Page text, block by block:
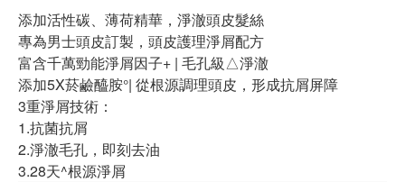
添加活性碳、薄荷精華，淨澈頭皮髮絲
專為男士頭皮訂製，頭皮護理淨屑配方
富含千萬勁能淨屑因子+ | 毛孔級△淨澈
添加5X菸鹼醯胺°| 從根源調理頭皮，形成抗屑屏障
3重淨屑技術：
1.抗菌抗屑
2.淨澈毛孔，即刻去油
3.28天^根源淨屑